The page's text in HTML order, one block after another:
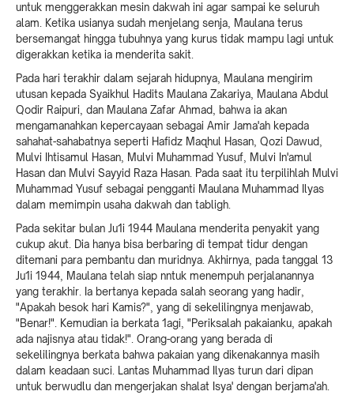
untuk menggerakkan mesin dakwah ini agar sampai ke seluruh
alam. Ketika usianya sudah menjelang senja, Maulana terus
bersemangat hingga tubuhnya yang kurus tidak mampu lagi untuk
digerakkan ketika ia menderita sakit.
Pada hari terakhir dalam sejarah hidupnya, Maulana mengirim
utusan kepada Syaikhul Hadits Maulana Zakariya, Maulana Abdul
Qodir Raipuri, dan Maulana Zafar Ahmad, bahwa ia akan
mengamanahkan kepercayaan sebagai Amir Jama'ah kepada
sahahat-sahabatnya seperti Hafidz Maqhul Hasan, Qozi Dawud,
Mulvi Ihtisamul Hasan, Mulvi Muhammad Yusuf, Mulvi In'amul
Hasan dan Mulvi Sayyid Raza Hasan. Pada saat itu terpilihlah Mulvi
Muhammad Yusuf sebagai pengganti Maulana Muhammad Ilyas
dalam memimpin usaha dakwah dan tabligh.
Pada sekitar bulan Ju1i 1944 Maulana menderita penyakit yang
cukup akut. Dia hanya bisa berbaring di tempat tidur dengan
ditemani para pembantu dan muridnya. Akhirnya, pada tanggal 13
Ju1i 1944, Maulana telah siap nntuk menempuh perjalanannya
yang terakhir. Ia bertanya kepada salah seorang yang hadir,
"Apakah besok hari Kamis?", yang di sekelilingnya menjawab,
"Benar!". Kemudian ia berkata 1agi, "Periksalah pakaianku, apakah
ada najisnya atau tidak!". Orang-orang yang berada di
sekelilingnya berkata bahwa pakaian yang dikenakannya masih
dalam keadaan suci. Lantas Muhammad Ilyas turun dari dipan
untuk berwudlu dan mengerjakan shalat Isya' dengan berjama'ah.